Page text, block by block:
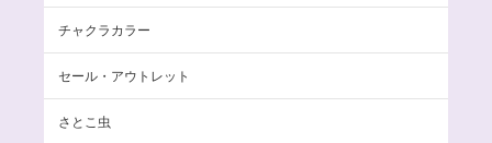
チャクラカラー
セール・アウトレット
さとこ虫